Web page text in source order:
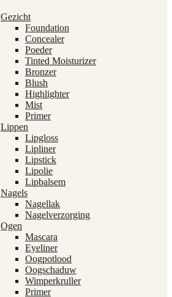
Gezicht
Foundation
Concealer
Poeder
Tinted Moisturizer
Bronzer
Blush
Highlighter
Mist
Primer
Lippen
Lipgloss
Lipliner
Lipstick
Lipolie
Lipbalsem
Nagels
Nagellak
Nagelverzorging
Ogen
Mascara
Eyeliner
Oogpotlood
Oogschaduw
Wimperkruller
Primer